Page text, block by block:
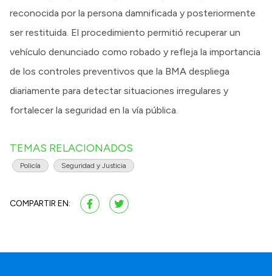
reconocida por la persona damnificada y posteriormente
ser restituida. El procedimiento permitió recuperar un
vehículo denunciado como robado y refleja la importancia
de los controles preventivos que la BMA despliega
diariamente para detectar situaciones irregulares y
fortalecer la seguridad en la vía pública.
TEMAS RELACIONADOS
Policía Seguridad y Justicia
COMPARTIR EN: